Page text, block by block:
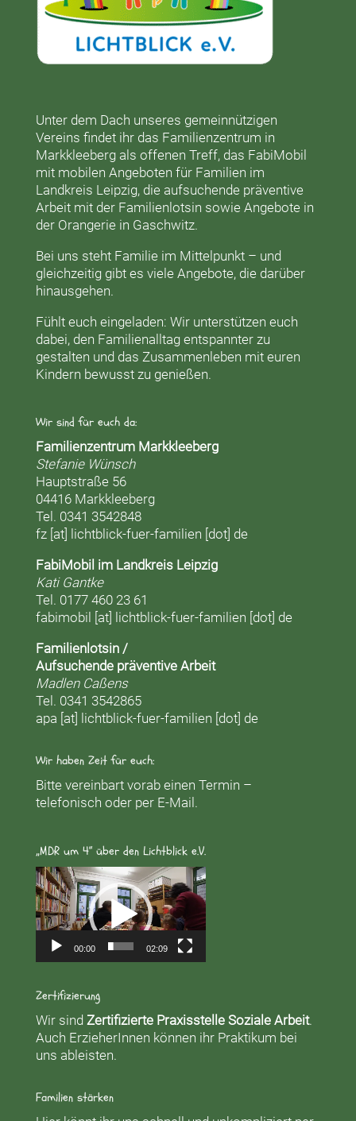
Unter dem Dach unseres gemeinnützigen
Vereins findet ihr das Familienzentrum in
Markkleebergals offenen Treff, das FabiMobil
mit mobilen Angeboten für Familien im
Landkreis Leipzig, die aufsuchende präventive
Arbeit mit der Familienlotsin sowie Angebote in
der Orangeriein Gaschwitz.
Bei uns steht Familie im Mittelpunkt – und
gleichzeitig gibt es viele Angebote, die darüber
hinausgehen.
Fühlt euch eingeladen: Wir unterstützen euch
dabei, den Familienalltag entspannter zu
gestalten und das Zusammenleben mit euren
Kindern bewusst zu genießen.
Wir sind für euch da:
Familienzentrum Markkleeberg
Stefanie Wünsch
Hauptstraße 56
04416 Markkleeberg
Tel. 0341 3542848
fz [at] lichtblick-fuer-familien [dot] de
FabiMobil im Landkreis Leipzig
Kati Gantke
Tel. 0177 460 23 61
fabimobil [at] lichtblick-fuer-familien [dot] de
Familienlotsin /
Aufsuchende präventive Arbeit
Madlen Caßens
Tel. 0341 3542865
apa [at] lichtblick-fuer-familien [dot] de
Wir haben Zeit für euch:
Bitte vereinbart vorab einen Termin –
telefonisch oder per E-Mail.
„MDR um 4“ über den Lichtblick e.V.
Video-
Player
00:00 02:09
Zertifizierung
Wir sind Zertifizierte Praxisstelle Soziale Arbeit.
Auch ErzieherInnen können ihr Praktikum bei
uns ableisten.
Familien stärken